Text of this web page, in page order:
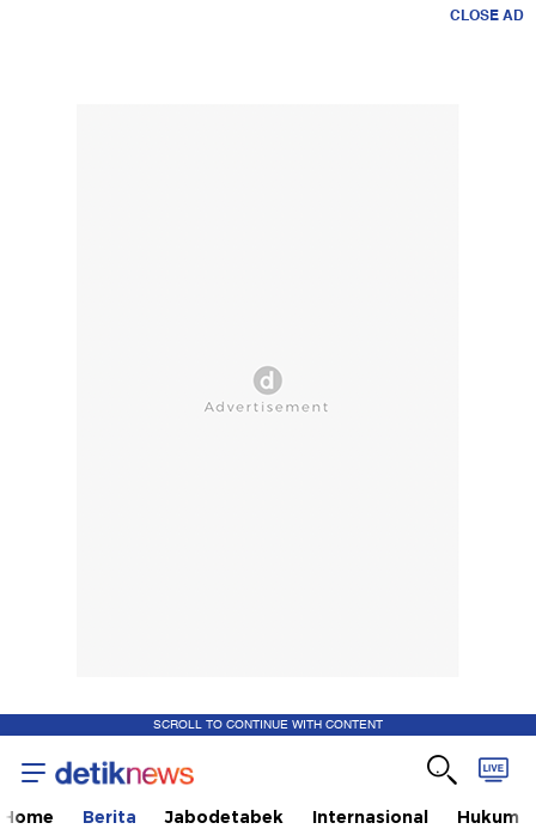
CLOSE AD
SCROLL TO CONTINUE WITH CONTENT
Home Berita Jabodetabek Internasional Hukum